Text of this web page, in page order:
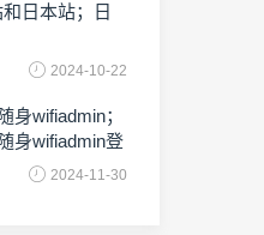
日本站；日
2024-10-22
身wifiadmin；
身wifiadmin登
2024-11-30